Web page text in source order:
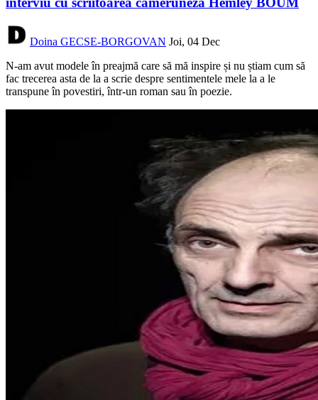
Doina GECSE-BORGOVAN Joi, 04 Dec
N-am avut modele în preajmă care să mă inspire și nu știam cum să
fac trecerea asta de la a scrie despre sentimentele mele la a le
transpune în povestiri, într-un roman sau în poezie.